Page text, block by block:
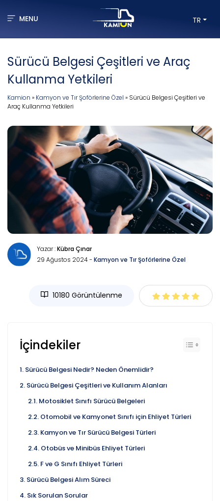
MENU TR
Sürücü Belgesi Çeşitleri ve Araç
Kullanma Yetkileri
Kamion » Kamyon ve Tır Şoförlerine Özel » Sürücü Belgesi Çeşitleri ve
Araç Kullanma Yetkileri
Yazar :Kübra Çınar
29 Ağustos 2024 - Kamyon ve Tır Şoförlerine Özel
10180 Görüntülenme
İçindekiler
Sürücü Belgesi Nedir? Neden Önemlidir?
Sürücü Belgesi Çeşitleri ve Kullanım Alanları
Motosiklet Sınıfı Sürücü Belgeleri
Otomobil ve Kamyonet Sınıfı için Ehliyet Türleri
Kamyon ve Tır Sürücü Belgesi Türleri
Otobüs ve Minibüs Ehliyet Türleri
F ve G Sınıfı Ehliyet Türleri
Sürücü Belgesi Alım Süreci
Sık Sorulan Sorular